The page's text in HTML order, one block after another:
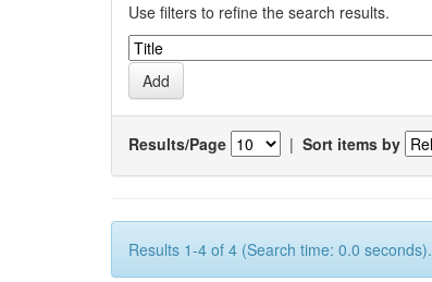
Use filters to refine the search results.
Results/Page | Sort items by
Results 1-4 of 4 (Search time: 0.0 seconds).